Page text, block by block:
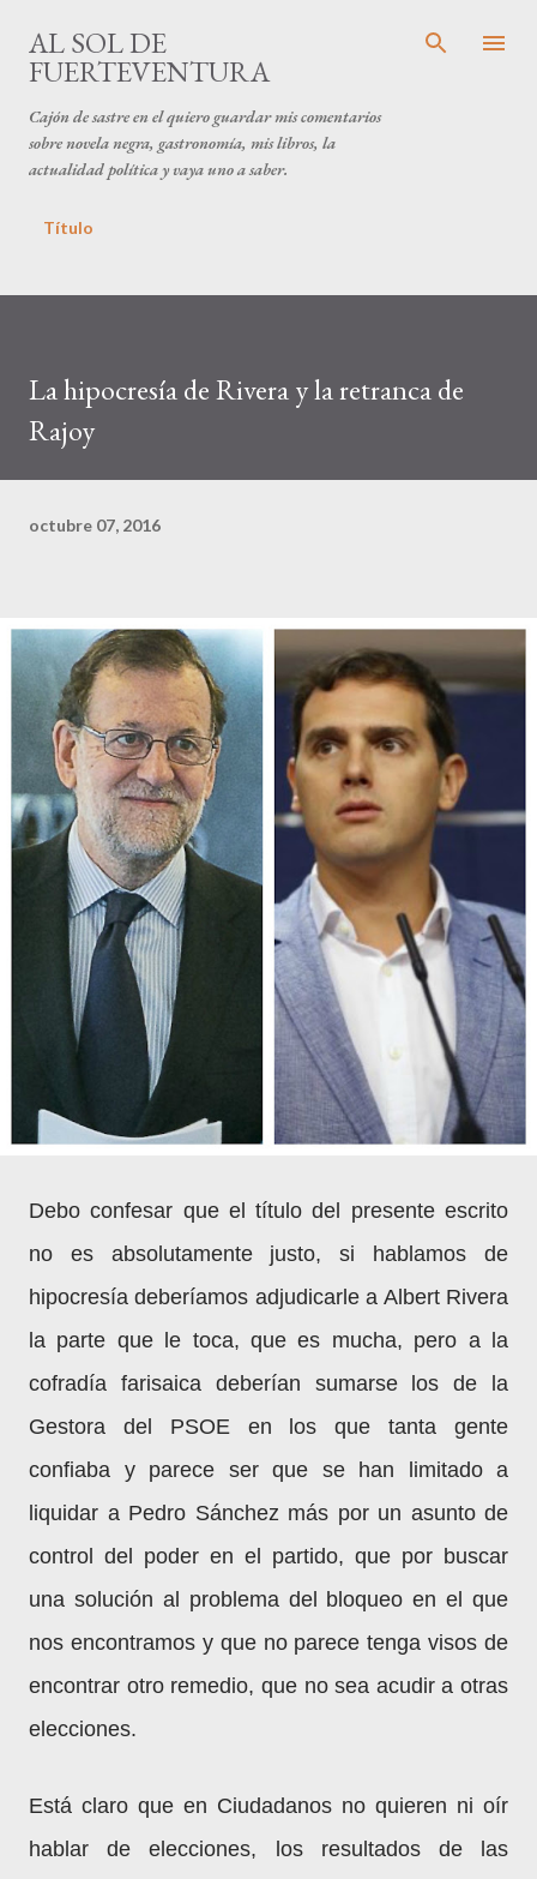
AL SOL DE
FUERTEVENTURA
Cajón de sastre en el quiero guardar mis comentarios
sobre novela negra, gastronomía, mis libros, la
actualidad política y vaya uno a saber.
Título
La hipocresía de Rivera y la retranca de
Rajoy
octubre 07, 2016
Debo confesar que el título del presente escrito
no es absolutamente justo, si hablamos de
hipocresía deberíamos adjudicarle a Albert Rivera
la parte que le toca, que es mucha, pero a la
cofradía farisaica deberían sumarse los de la
Gestora del PSOE en los que tanta gente
confiaba y parece ser que se han limitado a
liquidar a Pedro Sánchez más por un asunto de
control del poder en el partido, que por buscar
una solución al problema del bloqueo en el que
nos encontramos y que no parece tenga visos de
encontrar otro remedio, que no sea acudir a otras
elecciones.
Está claro que en Ciudadanos no quieren ni oír
hablar de elecciones, los resultados de las